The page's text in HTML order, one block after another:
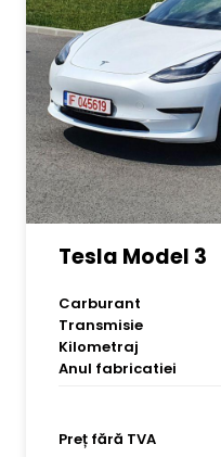
Tesla Model 3
Carburant
Transmisie
Kilometraj
Anul fabricatiei
Preț fără TVA